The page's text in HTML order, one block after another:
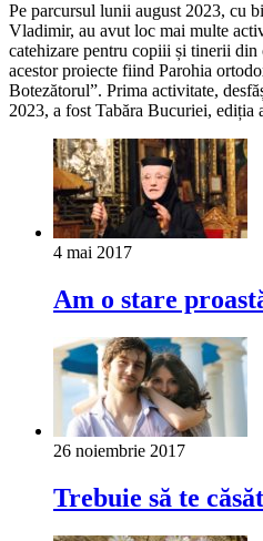
Pe parcursul lunii august 2023, cu
Vladimir, au avut loc mai multe
catehizare pentru copiii și tinerii
acestor proiecte fiind Parohia
Botezătorul”. Prima activitate,
2023, a fost Tabăra Bucuriei,
4 mai 2017
Am o stare
26 noiembrie 2017
Trebuie să te